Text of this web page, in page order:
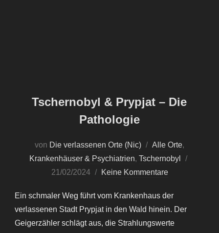
Tschernobyl & Prypjat – Die
Pathologie
von Die verlassenen Orte (Nic) Alle Orte,
Krankenhäuser & Psychiatrien, Tschernobyl
21/02/2024 Keine Kommentare
Ein schmaler Weg führt vom Krankenhaus der
verlassenen Stadt Prypjat in den Wald hinein. Der
Geigerzähler schlägt aus, die Strahlungswerte